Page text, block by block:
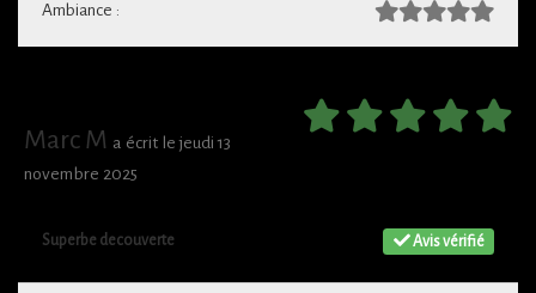
Ambiance :
Marc M a écrit le jeudi 13
novembre 2025
Avis vérifié
Superbe decouverte